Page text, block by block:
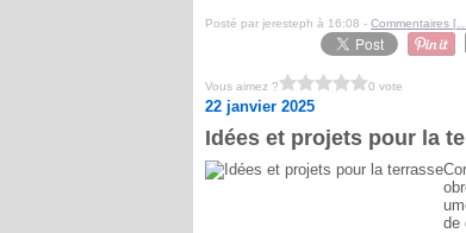
Posté par jeresteph à 16:08 - Commentaires [
Vous aimez ? 0 vote
22 janvier 2025
Idées et projets pour la
de